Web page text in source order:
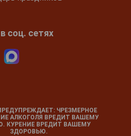
соц. сетях
ЧРЕЗМЕРНОЕ
АЛКОГОЛЯ ВРЕДИТ ВАШЕМУ
КУРЕНИЕ ВРЕДИТ ВАШЕМУ
ЗДОРОВЬЮ.